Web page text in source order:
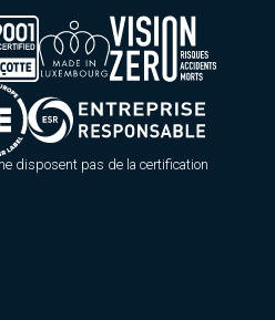
disposent pas de la certification